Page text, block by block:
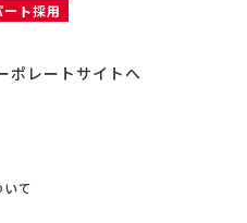
ート採用
ポレートサイトへ
て